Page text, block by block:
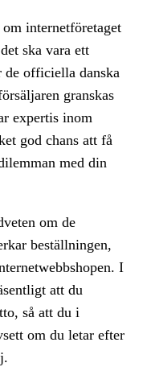
internetföretaget
ska vara ett
de officiella danska
granskas
expertis inom
god chans att få
med din
om de
beställningen,
I
att du
så att du i
om du letar efter